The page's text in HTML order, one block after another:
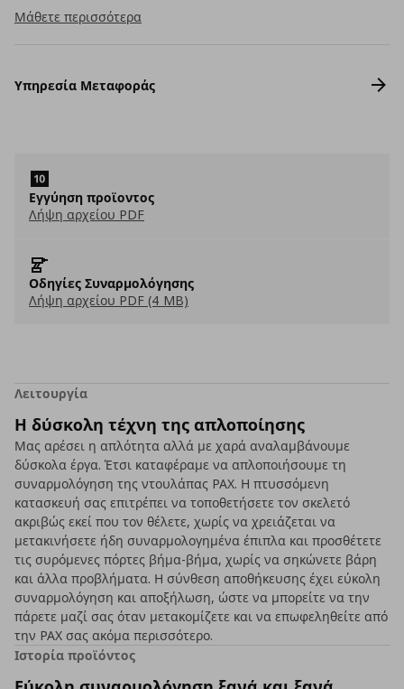
Μάθετε περισσότερα
Υπηρεσία Μεταφοράς
Εγγύηση προϊοντος
Λήψη αρχείου PDF
Οδηγίες Συναρμολόγησης
Λήψη αρχείου PDF (4 MB)
Λειτουργία
Η δύσκολη τέχνη της απλοποίησης
Μας αρέσει η απλότητα αλλά με χαρά αναλαμβάνουμε
δύσκολα έργα. Έτσι καταφέραμε να απλοποιήσουμε τη
συναρμολόγηση της ντουλάπας PAX. Η πτυσσόμενη
κατασκευή σας επιτρέπει να τοποθετήσετε τον σκελετό
ακριβώς εκεί που τον θέλετε, χωρίς να χρειάζεται να
μετακινήσετε ήδη συναρμολογημένα έπιπλα και προσθέτετε
τις συρόμενες πόρτες βήμα-βήμα, χωρίς να σηκώνετε βάρη
και άλλα προβλήματα. Η σύνθεση αποθήκευσης έχει εύκολη
συναρμολόγηση και αποξήλωση, ώστε να μπορείτε να την
πάρετε μαζί σας όταν μετακομίζετε και να επωφεληθείτε από
την PAX σας ακόμα περισσότερο.
Ιστορία προϊόντος